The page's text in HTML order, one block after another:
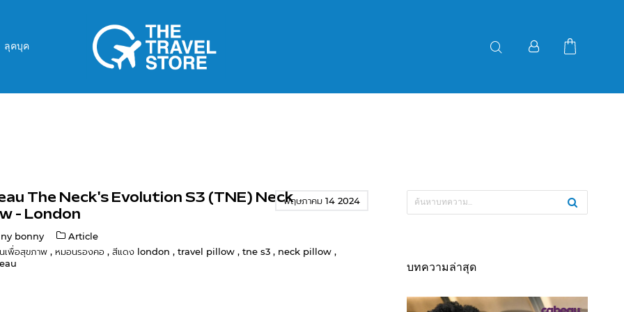
ลุคบุค
พฤษภาคม 14 2024
The Neck's Evolution S3 (TNE) Neck
- London
bonny
Article
เพื่อสุขภาพ ,หมอนรองคอ ,สีแดง london ,travel pillow ,tne s3 , neck pillow ,
บทความล่าสุด